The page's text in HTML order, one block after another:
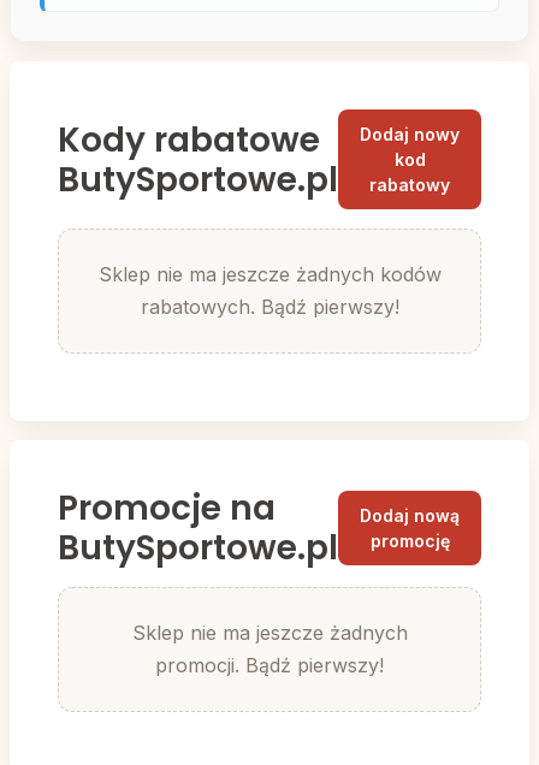
Kody rabatowe
ButySportowe.pl
Dodaj nowy
kod
rabatowy
Sklep nie ma jeszcze żadnych kodów
rabatowych. Bądź pierwszy!
Promocje na
ButySportowe.pl
Dodaj nową
promocję
Sklep nie ma jeszcze żadnych
promocji. Bądź pierwszy!